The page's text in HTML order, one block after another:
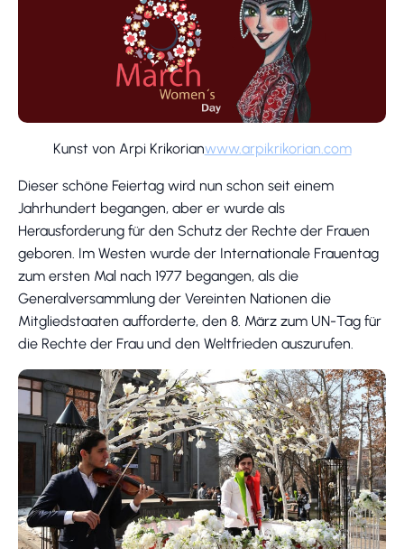
Kunst von Arpi Krikorianwww.arpikrikorian.com
Dieser schöne Feiertag wird nun schon seit einem
Jahrhundert begangen, aber er wurde als
Herausforderung für den Schutz der Rechte der Frauen
geboren. Im Westen wurde der Internationale Frauentag
zum ersten Mal nach 1977 begangen, als die
Generalversammlung der Vereinten Nationen die
Mitgliedstaaten aufforderte, den 8. März zum UN-Tag für
die Rechte der Frau und den Weltfrieden auszurufen.